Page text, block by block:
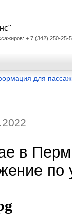
+ 7 (342) 250-25-
для
в
по